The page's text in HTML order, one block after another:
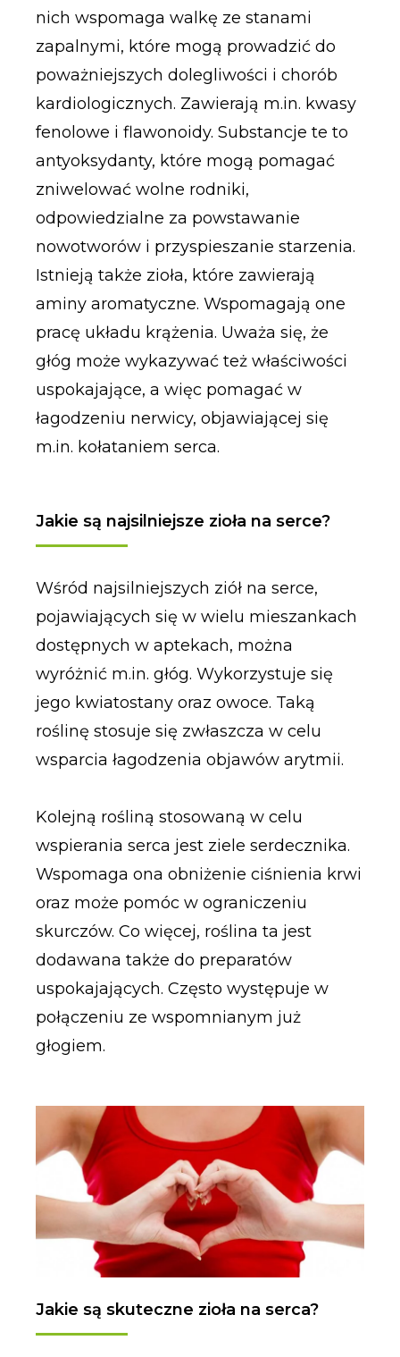
nich wspomaga walkę ze stanami
zapalnymi, które mogą prowadzić do
poważniejszych dolegliwości i chorób
kardiologicznych. Zawierają m.in. kwasy
fenolowe i flawonoidy. Substancje te to
antyoksydanty, które mogą pomagać
zniwelować wolne rodniki,
odpowiedzialne za powstawanie
nowotworów i przyspieszanie starzenia.
Istnieją także zioła, które zawierają
aminy aromatyczne. Wspomagają one
pracę układu krążenia. Uważa się, że
głóg może wykazywać też właściwości
uspokajające, a więc pomagać w
łagodzeniu nerwicy, objawiającej się
m.in. kołataniem serca.
Jakie są najsilniejsze zioła na serce?
Wśród najsilniejszych ziół na serce,
pojawiających się w wielu mieszankach
dostępnych w aptekach, można
wyróżnić m.in. głóg. Wykorzystuje się
jego kwiatostany oraz owoce. Taką
roślinę stosuje się zwłaszcza w celu
wsparcia łagodzenia objawów arytmii.
Kolejną rośliną stosowaną w celu
wspierania serca jest ziele serdecznika.
Wspomaga ona obniżenie ciśnienia krwi
oraz może pomóc w ograniczeniu
skurczów. Co więcej, roślina ta jest
dodawana także do preparatów
uspokajających. Często występuje w
połączeniu ze wspomnianym już
głogiem.
Jakie są skuteczne zioła na serca?